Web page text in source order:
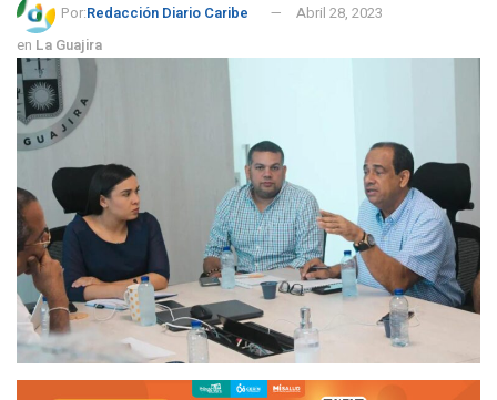
Por:Redacción Diario Caribe
Abril 28, 2023
en La Guajira